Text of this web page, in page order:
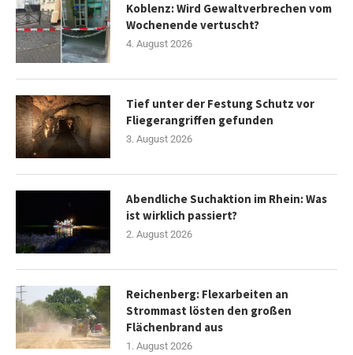
Koblenz: Wird Gewaltverbrechen vom
Wochenende vertuscht?
4. August 2026
Tief unter der Festung Schutz vor
Fliegerangriffen gefunden
3. August 2026
Abendliche Suchaktion im Rhein: Was
ist wirklich passiert?
2. August 2026
Reichenberg: Flexarbeiten an
Strommast lösten den großen
Flächenbrand aus
1. August 2026